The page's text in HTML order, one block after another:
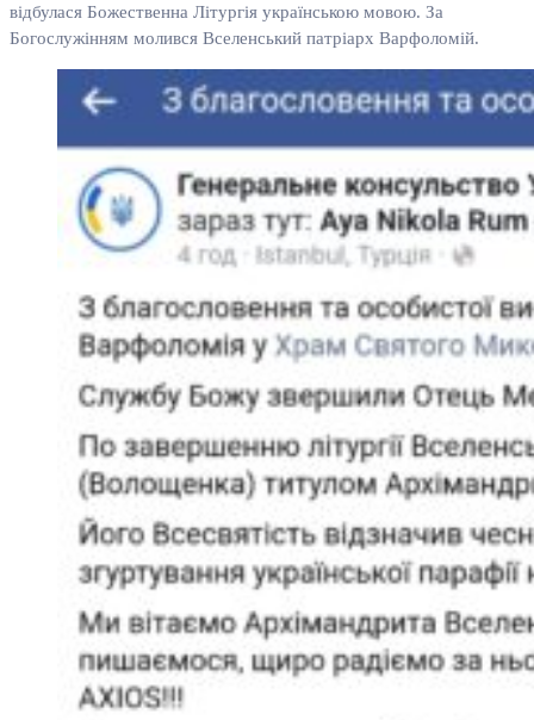
відбулася Божественна Літургія українською мовою. За
Богослужінням молився Вселенський патріарх Варфоломій.